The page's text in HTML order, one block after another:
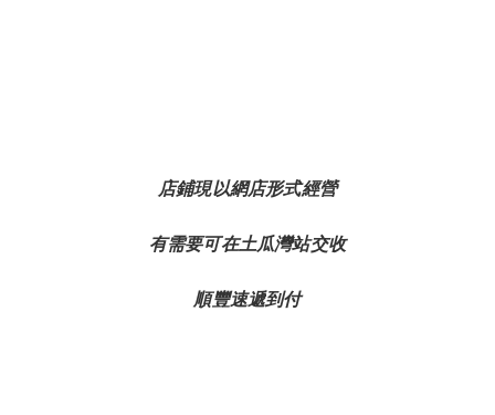
店鋪現以網店形式經營
有需要可在土瓜灣站交收
順豐速遞到付